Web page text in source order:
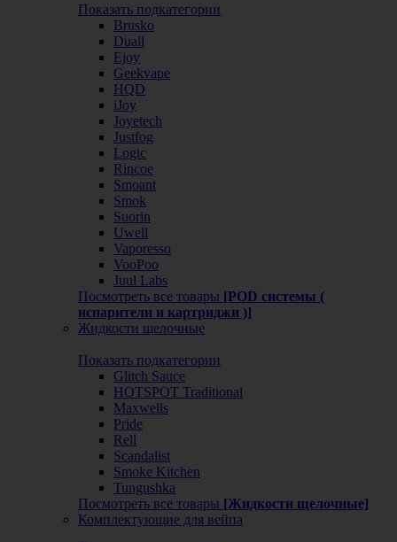
Показать подкатегории
Brusko
Duall
Ejoy
Geekvape
HQD
iJoy
Joyetech
Justfog
Logic
Rincoe
Smoant
Smok
Suorin
Uwell
Vaporesso
VooPoo
Juul Labs
Посмотреть все товары [POD системы (
испарители и картриджи )]
Жидкости щелочные
Показать подкатегории
Glitch Sauce
HOTSPOT Traditional
Maxwells
Pride
Rell
Scandalist
Smoke Kitchen
Tungushka
Посмотреть все товары [Жидкости щелочные]
Комплектующие для вейпа